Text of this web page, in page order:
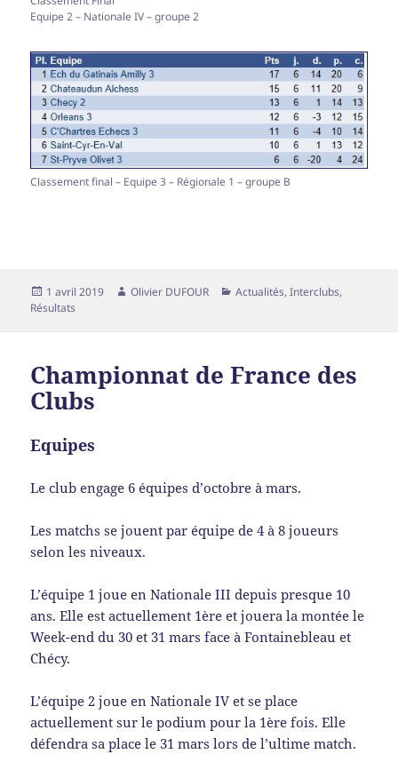
Equipe 2 – Nationale IV – groupe 2
Classement final – Equipe 3 – Régionale 1 – groupe B
Publié
le
1 avril 2019 Auteur
Olivier DUFOUR Catégories
Actualités,Interclubs,
Résultats
Championnat de France des
Clubs
Equipes
Le club engage 6 équipes d’octobre à mars.
Les matchs se jouent par équipe de 4 à 8 joueurs
selon les niveaux.
L’équipe 1 joue en Nationale III depuis presque 10
ans. Elle est actuellement 1ère et jouera la montée le
Week-end du 30 et 31 mars face à Fontainebleau et
Chécy.
L’équipe 2 joue en Nationale IV et se place
actuellement sur le podium pour la 1ère fois. Elle
défendra sa place le 31 mars lors de l’ultime match.